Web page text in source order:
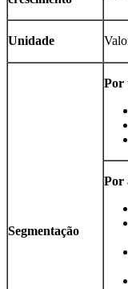
Unidade
Segmentação
Por
Por